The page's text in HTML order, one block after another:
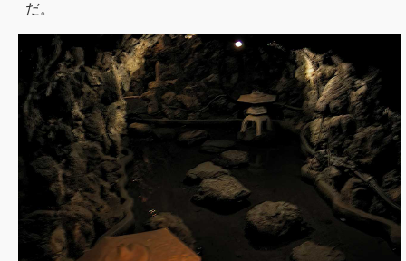
だ。